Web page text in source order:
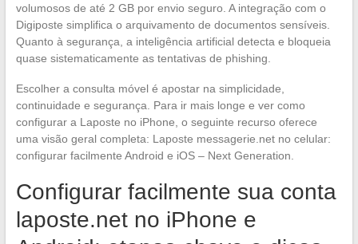
volumosos de até 2 GB por envio seguro. A integração com o
Digiposte simplifica o arquivamento de documentos sensíveis.
Quanto à segurança, a inteligência artificial detecta e bloqueia
quase sistematicamente as tentativas de phishing.
Escolher a consulta móvel é apostar na simplicidade,
continuidade e segurança. Para ir mais longe e ver como
configurar a Laposte no iPhone, o seguinte recurso oferece
uma visão geral completa: Laposte messagerie.net no celular:
configurar facilmente Android e iOS – Next Generation.
Configurar facilmente sua conta
laposte.net no iPhone e